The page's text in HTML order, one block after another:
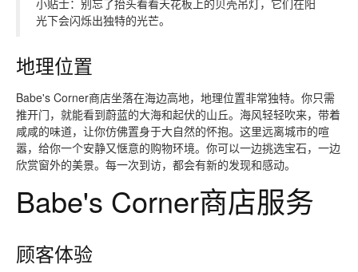
小贴士：别忘了抬头看看天花板上的贝壳吊灯，它们在阳
光下会闪烁出独特的光芒。
地理位置
Babe's Corner商店坐落在海边高地，地理位置非常独特。你只需
推开门，就能看到蔚蓝的大海和起伏的山丘。海风轻轻吹来，带着
咸咸的味道，让你仿佛置身于大自然的怀抱。这里远离城市的喧
嚣，给你一个安静又惬意的购物环境。你可以一边挑选宝石，一边
欣赏窗外的美景。每一次到访，都会有新的发现和感动。
Babe's Corner商店服务
顾客体验